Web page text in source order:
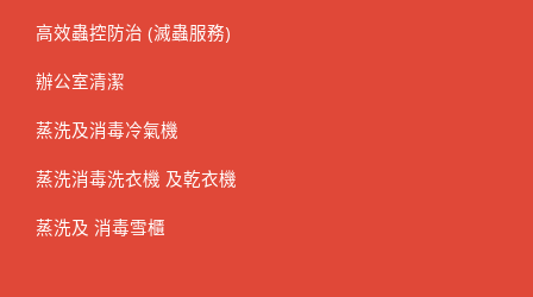
高效蟲控防治 (滅蟲服務)
辦公室清潔
蒸洗及消毒冷氣機
蒸洗消毒洗衣機 及乾衣機
蒸洗及 消毒雪櫃